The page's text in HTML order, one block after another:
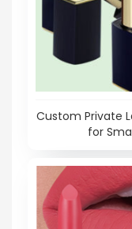
Custom Private
for